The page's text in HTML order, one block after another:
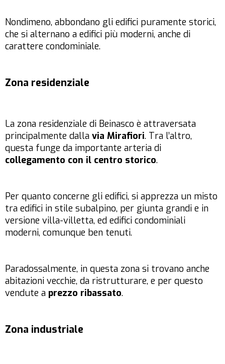
Nondimeno, abbondano gli edifici puramente storici,
che si alternano a edifici più moderni, anche di
carattere condominiale.
Zona residenziale
La zona residenziale di Beinasco è attraversata
principalmente dalla via Mirafiori. Tra l’altro,
questa funge da importante arteria di
collegamento con il centro storico.
Per quanto concerne gli edifici, si apprezza un misto
tra edifici in stile subalpino, per giunta grandi e in
versione villa-villetta, ed edifici condominiali
moderni, comunque ben tenuti.
Paradossalmente, in questa zona si trovano anche
abitazioni vecchie, da ristrutturare, e per questo
vendute a prezzo ribassato.
Zona industriale